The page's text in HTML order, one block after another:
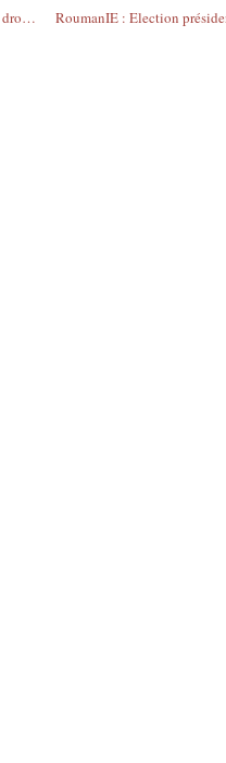
RoumanIE : Marché Public – Appel d’offres drones secours maritimes !